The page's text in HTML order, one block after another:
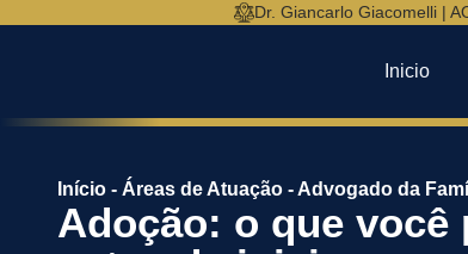
Dr. Giancarlo Giacomelli |
Inicio
Início - Áreas de Atuação -Advogado da
Adoção: o que você